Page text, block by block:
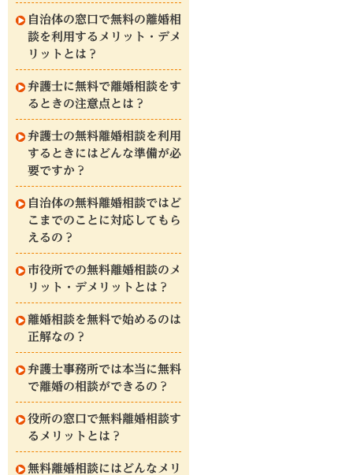
自治体の窓口で無料の離婚相
談を利用するメリット・デメ
リットとは？
弁護士に無料で離婚相談をす
るときの注意点とは？
弁護士の無料離婚相談を利用
するときにはどんな準備が必
要ですか？
自治体の無料離婚相談ではど
こまでのことに対応してもら
えるの？
市役所での無料離婚相談のメ
リット・デメリットとは？
離婚相談を無料で始めるのは
正解なの？
弁護士事務所では本当に無料
で離婚の相談ができるの？
役所の窓口で無料離婚相談す
るメリットとは？
無料離婚相談にはどんなメリ